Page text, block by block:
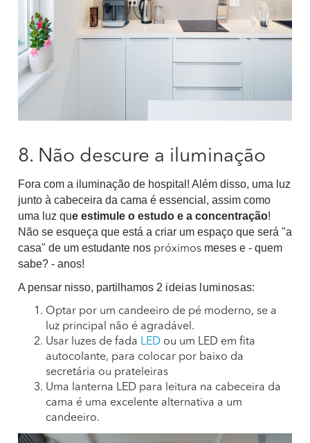
8. Não descure a iluminação
Fora com a iluminação de hospital! Além disso, uma luz
junto à cabeceira da cama é essencial, assim como
uma luz que estimule o estudo e a concentração!
Não se esqueça que está a criar um espaço que será "a
casa" de um estudante nos próximos meses e - quem
sabe? - anos!
A pensar nisso, partilhamos 2 ideias luminosas:
Optar por um candeeiro de pé moderno, se a
luz principal não é agradável.
Usar luzes de fada LED ou um LED em fita
autocolante, para colocar por baixo da
secretária ou prateleiras
Uma lanterna LED para leitura na cabeceira da
cama é uma excelente alternativa a um
candeeiro.